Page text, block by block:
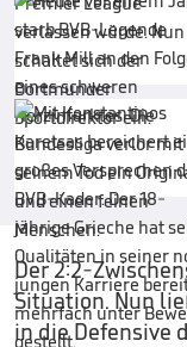
Der 2:2-
Situation. Nun
in die Defensive